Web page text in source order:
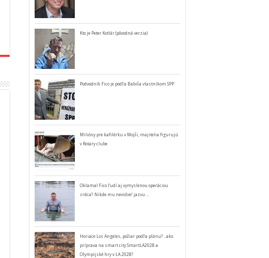
Kto je Peter Kotlár (pôvodná verzia)
Podvodník Fico je podľa Babiša vlastníkom SPP
Milióny pre kafilérku v Mojši, majitelia figurujú
v Rotary clube
Oklamal Fico ľudí aj vymyslenou operáciou
srdca? Nikde mu nevidieť jazvu…
Horiace Los Angeles, požiar podľa plánu? ..ako
príprava na smart city SmartLA2028 a
Olympijské hry v LA 2028?